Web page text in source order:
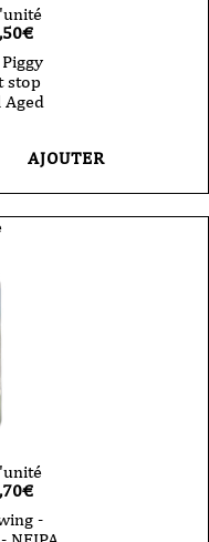
€
stop
Aged
AJOUTER
€
-